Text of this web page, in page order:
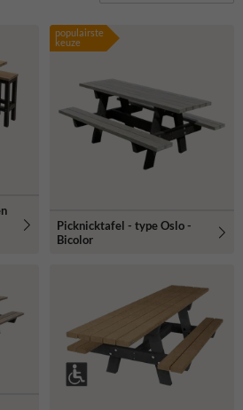
van hoogwaardig gerecycled
op een duurzame manier verfraaien.
populairste
keuze
Picknicktafel - type Oslo -
Bicolor